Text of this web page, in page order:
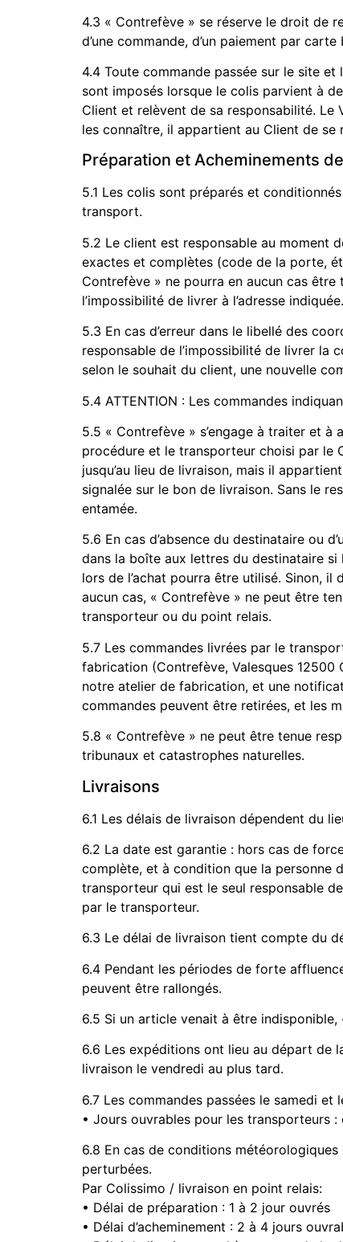
4.3 « Contrefève » se réserve le droit de
d’une commande, d’un paiement par
4.4 Toute commande passée sur le site
sont imposés lorsque le colis parvient à
Client et relèvent de sa responsabilité. Le
les connaître, il appartient au Client de
Préparation et Acheminements
5.1 Les colis sont préparés et
transport.
5.2 Le client est responsable au moment
exactes et complètes (code de la porte,
Contrefève » ne pourra en aucun cas être
l’impossibilité de livrer à l’adresse indiquée.
5.3 En cas d’erreur dans le libellé des
responsable de l’impossibilité de livrer la
selon le souhait du client, une nouvelle
5.4 ATTENTION : Les commandes
5.5 « Contrefève » s’engage à traiter et à
procédure et le transporteur choisi par le
jusqu’au lieu de livraison, mais il
signalée sur le bon de livraison. Sans le
entamée.
5.6 En cas d’absence du destinataire ou
dans la boîte aux lettres du destinataire
lors de l’achat pourra être utilisé. Sinon,
aucun cas, « Contrefève » ne peut être
transporteur ou du point relais.
5.7 Les commandes livrées par le
fabrication (Contrefève, Valesques 12500
notre atelier de fabrication, et une
commandes peuvent être retirées, et les
5.8 « Contrefève » ne peut être tenue
tribunaux et catastrophes naturelles.
Livraisons
6.1 Les délais de livraison dépendent du
6.2 La date est garantie : hors cas de
complète, et à condition que la personne
transporteur qui est le seul responsable
par le transporteur.
6.3 Le délai de livraison tient compte du
6.4 Pendant les périodes de forte
peuvent être rallongés.
6.5 Si un article venait à être
6.6 Les expéditions ont lieu au départ de
livraison le vendredi au plus tard.
6.7 Les commandes passées le samedi
• Jours ouvrables pour les transporteurs
6.8 En cas de conditions
perturbées.
Par Colissimo / livraison en point relais:
• Délai de préparation : 1 à 2 jour ouvrés
• Délai d’acheminement : 2 à 4 jours